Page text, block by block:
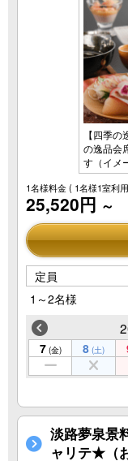
【四季
の逸品会
す（イメ
1名様料金( 1名様1室利
25,520円 ～
定員
1～2名様
7 (金) 8 (土)
淡路夢泉景
ャリテ★（